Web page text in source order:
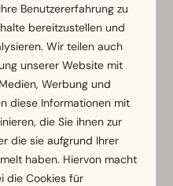
der Ferienunterkunft
↓
Benutzererfahrung zu
bereitzustellen und
Wir teilen auch
unserer Website mit
Werbung und
diese Informationen mit
die Sie ihnen zur
die sie aufgrund Ihrer
haben. Hiervon macht
die Cookies für